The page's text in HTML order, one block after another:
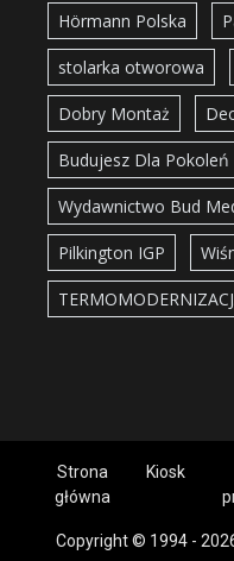
Hörmann Polska
stolarka otworowa
Dobry Montaż
Budujesz Dla Pokoleń
Wydawnictwo Bud
Pilkington IGP
Strona
główna
Kiosk
Copyright © 1994 -